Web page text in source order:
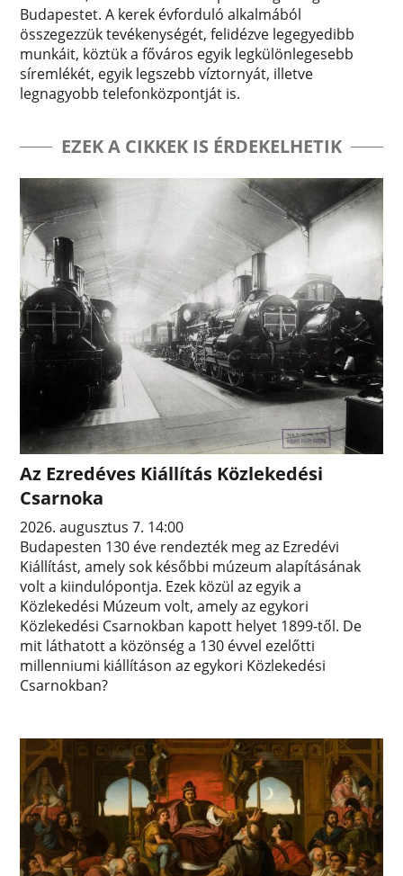
Budapestet. A kerek évforduló alkalmából
összegezzük tevékenységét, felidézve legegyedibb
munkáit, köztük a főváros egyik legkülönlegesebb
síremlékét, egyik legszebb víztornyát, illetve
legnagyobb telefonközpontját is.
EZEK A CIKKEK IS ÉRDEKELHETIK
Az Ezredéves Kiállítás Közlekedési
Csarnoka
2026. augusztus 7. 14:00
Budapesten 130 éve rendezték meg az Ezredévi
Kiállítást, amely sok későbbi múzeum alapításának
volt a kiindulópontja. Ezek közül az egyik a
Közlekedési Múzeum volt, amely az egykori
Közlekedési Csarnokban kapott helyet 1899-től. De
mit láthatott a közönség a 130 évvel ezelőtti
millenniumi kiállításon az egykori Közlekedési
Csarnokban?